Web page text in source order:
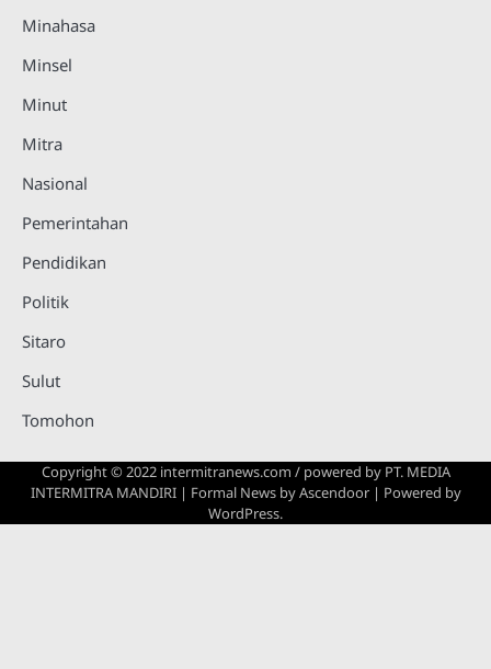
Minahasa
Minsel
Minut
Mitra
Nasional
Pemerintahan
Pendidikan
Politik
Sitaro
Sulut
Tomohon
Copyright © 2022 intermitranews.com / powered by PT. MEDIA
INTERMITRA MANDIRI| Formal News byAscendoor| Powered by
WordPress.